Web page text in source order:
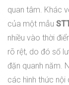
quan tâm. Khác
của một mẫu
nhiều vào thời
rõ rệt, do đó số
đặn quanh năm.
các hình thức nội